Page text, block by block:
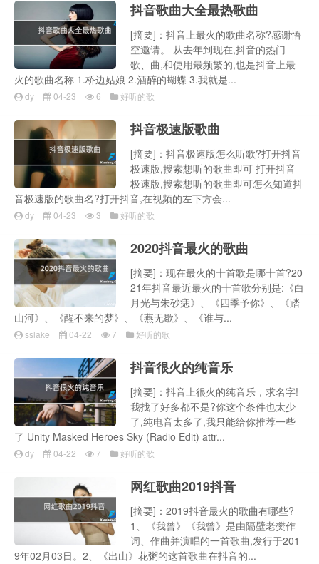
抖音歌曲大全最热歌曲
[摘要]：抖音上最火的歌曲名称?感谢悟
空邀请。 从去年到现在,抖音的热门
歌、曲,和使用最频繁的,也是抖音上最
火的歌曲名称 1.桥边姑娘 2.酒醉的蝴蝶 3.我就是...
dy 04-23 6 好听的歌
抖音极速版歌曲
[摘要]：抖音极速版怎么听歌?打开抖音
极速版,搜索想听的歌曲即可 打开抖音
极速版,搜索想听的歌曲即可怎么知道抖
音极速版的歌曲名?打开抖音,在视频的左下方会...
dy 04-23 3 好听的歌
2020抖音最火的歌曲
[摘要]：现在最火的十首歌是哪十首?20
21年抖音最近最火的十首歌分别是:《白
月光与朱砂痣》、《四季予你》、《踏
山河》、《醒不来的梦》、《燕无歇》、《谁与...
sslake 04-22 7 好听的歌
抖音很火的纯音乐
[摘要]：抖音上很火的纯音乐，求名字!
我找了好多都不是?你这个条件也太少
了,纯电音太多了,我只能给你推荐一些
了 Unity Masked Heroes Sky (Radio Edit) attr...
dy 04-22 7 好听的歌
网红歌曲2019抖音
[摘要]：2019抖音最火的歌曲有哪些?
1、《我曾》《我曾》是由隔壁老樊作
词、作曲并演唱的一首歌曲,发行于201
9年02月03日。2、《出山》花粥的这首歌曲在抖音的...